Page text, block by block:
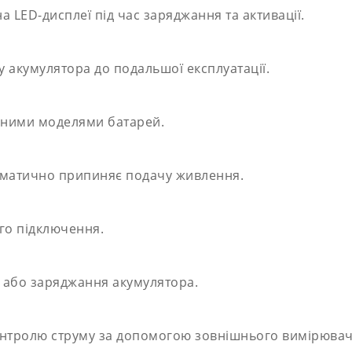
дисплеї під час заряджання та активації.
до подальшої експлуатації.
моделями батарей.
припиняє подачу живлення.
підключення.
заряджання акумулятора.
струму за допомогою зовнішнього